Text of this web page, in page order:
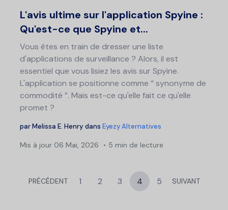
L'avis ultime sur l'application Spyine :
Qu'est-ce que Spyine et...
Vous êtes en train de dresser une liste
d'applications de surveillance ? Alors, il est
essentiel que vous lisiez les avis sur Spyine.
L'application se positionne comme “ synonyme de
commodité ”. Mais est-ce qu'elle fait ce qu'elle
promet ?
parMelissa E. Henry dans Eyezy Alternatives
Mis à jour 06 Mai, 2026 5 min de lecture
PRÉCÉDENT 1 2 3 4 5 SUIVANT